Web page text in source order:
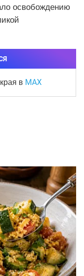
освобождению
в MAX